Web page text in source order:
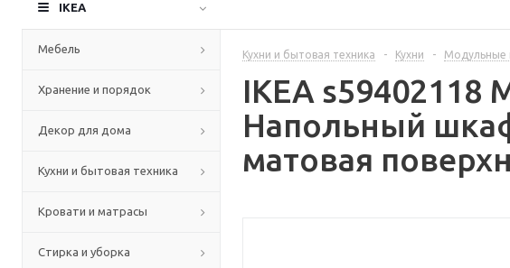
IKEA
Мебель
Хранение и порядок
Декор для дома
Кухни и бытовая техника
Кровати и матрасы
Стирка и уборка
Кухни и бытовая техника - Кухни - Модульные
IKEA
Напольный
матовая